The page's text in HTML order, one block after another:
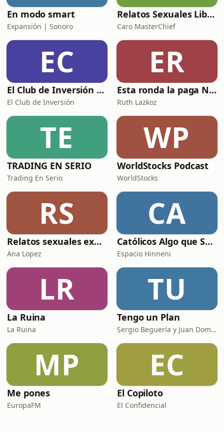
En modo smart
Expansión | Sonoro
Relatos Sexuales Liberales
Caro MasterChief
EC
El Club de Inversión podcast
El Club de Inversión
ER
Esta ronda la paga Newton
Ruth Lazkoz
TE
TRADING EN SERIO
Trading En Serio
WP
WorldStocks Podcast
WorldStocks
RS
Relatos sexuales explícitos
Ana Lopez
CA
Católicos Algo que Saber
Espacio Hinneni
LR
La Ruina
La Ruina
TU
Tengo un Plan
Sergio Beguería y Juan Domínguez
MP
Me pones
EuropaFM
EC
El Copiloto
El Confidencial